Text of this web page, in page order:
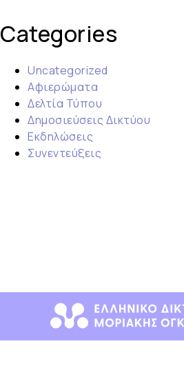
Categories
Uncategorized
Αφιερώματα
Δελτία Τύπου
Δημοσιεύσεις Δικτύου
Εκδηλώσεις
Συνεντεύξεις